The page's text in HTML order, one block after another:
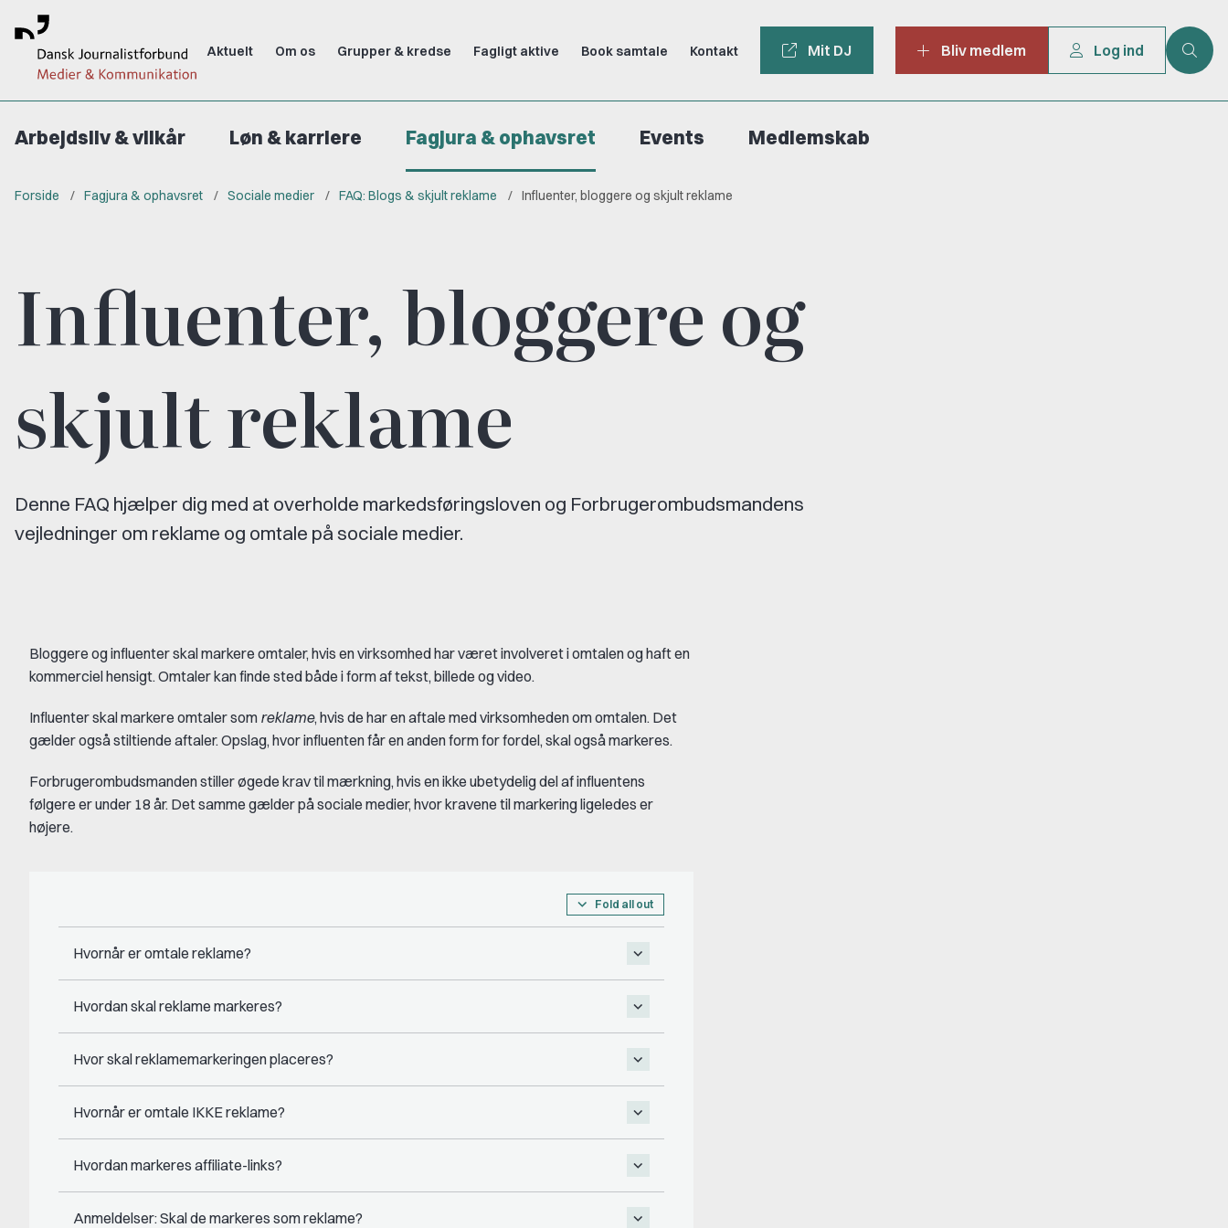
Aktuelt Om os Grupper & kredse Fagligt aktive Book samtale Kontakt Mit DJ Bliv medlem Log ind
Arbejdsliv & vilkår Løn & karriere Fagjura & ophavsret Events Medlemskab
Forside Fagjura & ophavsret Sociale medier FAQ: Blogs & skjult reklame Influenter, bloggere og skjult reklame
Influenter, bloggere og
skjult reklame
Denne FAQ hjælper dig med at overholde markedsføringsloven og Forbrugerombudsmandens
vejledninger om reklame og omtale på sociale medier.
Bloggere og influenter skal markere omtaler, hvis en virksomhed har været involveret i omtalen og haft en
kommerciel hensigt. Omtaler kan finde sted både i form af tekst, billede og video.
Influenter skal markere omtaler som reklame, hvis de har en aftale med virksomheden om omtalen. Det
gælder også stiltiende aftaler. Opslag, hvor influenten får en anden form for fordel, skal også markeres.
Forbrugerombudsmanden stiller øgede krav til mærkning, hvis en ikke ubetydelig del af influentens
følgere er under 18 år. Det samme gælder på sociale medier, hvor kravene til markering ligeledes er
højere.
Fold all out
Hvornår er omtale reklame?
Hvordan skal reklame markeres?
Hvor skal reklamemarkeringen placeres?
Hvornår er omtale IKKE reklame?
Hvordan markeres affiliate-links?
Anmeldelser: Skal de markeres som reklame?